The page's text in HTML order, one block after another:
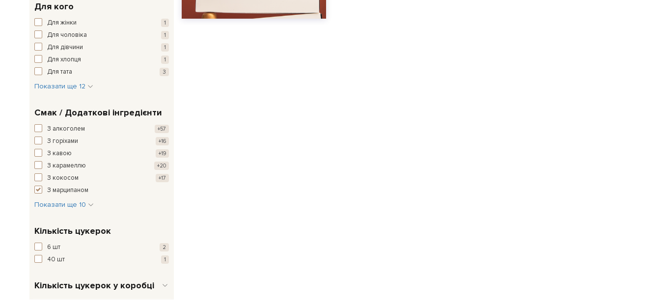
Для кого
Для жінки 1
Для чоловіка 1
Для дівчини 1
Для хлопця 1
Для тата 3
Показати ще 12
Смак / Додаткові інгредієнти
З алкоголем +57
З горіхами +16
З кавою +19
З карамеллю +20
З кокосом +17
З марципаном
Показати ще 10
Кількість цукерок
6 шт 2
40 шт 1
Кількість цукерок у коробці